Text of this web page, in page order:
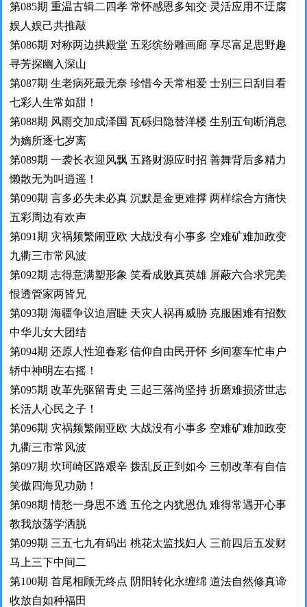
第085期 重温古辑二四孝 常怀感恩多知交 灵活应用不迂腐
娱人娱己共推敲
第086期 对称两边拱殿堂 五彩缤纷雕画廊 享尽富足思野趣
寻芳探幽入深山
第087期 生老病死最无奈 珍惜今天常相爱 士别三日刮目看
七彩人生常如甜！
第088期 风雨交加成泽国 瓦砾归隐替洋楼 生别五旬断消息
为嫡所逐七岁离
第089期 一袭长衣迎风飘 五路财源应时招 善舞背后多精力
懒散无为叫逍遥！
第090期 言多必失未必真 沉默是金更难撑 两样综合方痛快
五彩周边有欢声
第091期 灾祸频繁闹亚欧 大战没有小事多 空难矿难加政变
九衢三市常风波
第092期 志得意满塑形象 笑看成败真英雄 屏蔽六合求完美
恨透管家两皆兄
第093期 海疆争议迫眉睫 天灾人祸再威胁 克服困难有招数
中华儿女大团结
第094期 还原人性迎春彩 信仰自由民开怀 乡间塞车忙串户
轿中神明左右摇！
第095期 改革先驱留青史 三起三落尚坚持 折磨难损济世志
长活人心民之子！
第096期 灾祸频繁闹亚欧 大战没有小事多 空难矿难加政变
九衢三市常风波
第097期 坎珂崎区路艰辛 拨乱反正到如今 三朝改革有自信
笑傲四海见功勋！
第098期 情愁一身思不透 五伦之内犹恩仇 难得常遇开心事
教我放荡学洒脱
第099期 三五七九有码出 桃花太监找妇人 三前四后五发财
马上三下中间二
第100期 首尾相顾无终点 阴阳转化永缠绵 道法自然修真谛
收放自如种福田